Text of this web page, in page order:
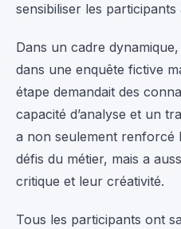
sensibiliser les participants
Dans un cadre
dans une enquête fictive
étape demandait des
capacité d’analyse et un
a non seulement renforcé
défis du métier, mais a
critique et leur créativité.
Tous les participants ont